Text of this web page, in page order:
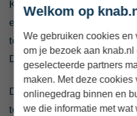
Koop je gereedschap voor
er btw op de factuur? Dan
terugvragen. Gebruik je het
Dan trek je alleen de btw af
Doe je mee aan deKOR?
terugvragen over je
Welkom op
We gebruiken cookies
om je bezoek aan
geselecteerde partners
maken. Met deze cookies
onlinegedrag binnen en
we die informatie met